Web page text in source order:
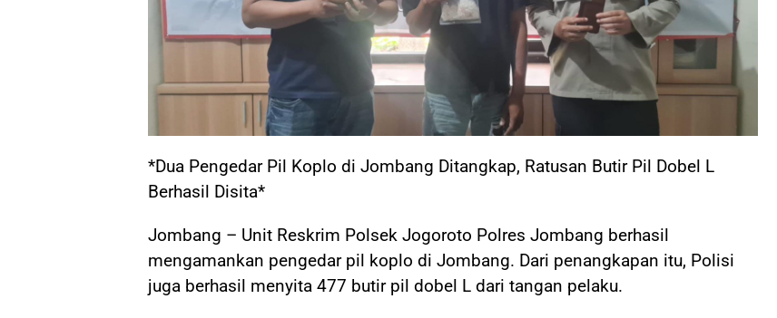
*Dua Pengedar Pil Koplo di Jombang Ditangkap, Ratusan Butir Pil Dobel L
Berhasil Disita*
Jombang – Unit Reskrim Polsek Jogoroto Polres Jombang berhasil
mengamankan pengedar pil koplo di Jombang. Dari penangkapan itu, Polisi
juga berhasil menyita 477 butir pil dobel L dari tangan pelaku.